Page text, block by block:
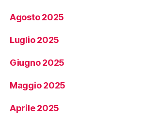
Agosto 2025
Luglio 2025
Giugno 2025
Maggio 2025
Aprile 2025